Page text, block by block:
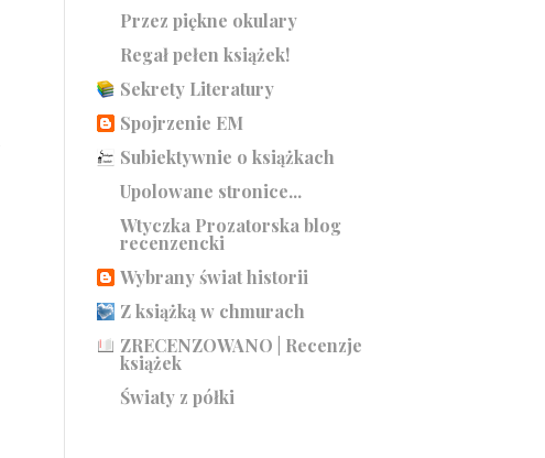
Przez piękne okulary
Regał pełen książek!
Sekrety Literatury
Spojrzenie EM
Subiektywnie o książkach
Upolowane stronice...
Wtyczka Prozatorska blog
recenzencki
Wybrany świat historii
Z książką w chmurach
ZRECENZOWANO | Recenzje
książek
Światy z półki